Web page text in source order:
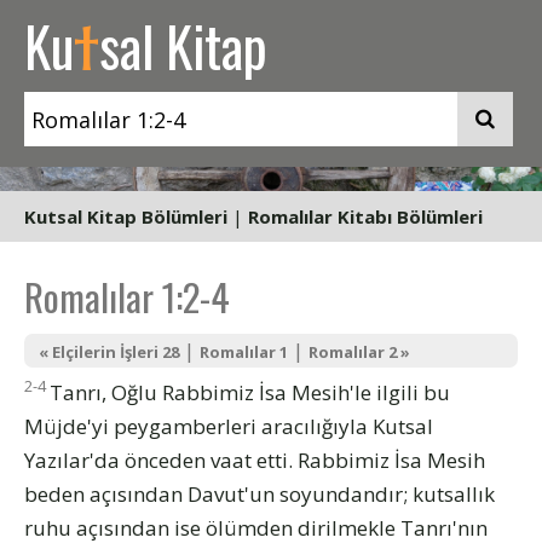
Kutsal Kitap
Kutsal Kitap Bölümleri | Romalılar Kitabı Bölümleri
Romalılar 1:2-4
« Elçilerin İşleri 28| Romalılar 1 | Romalılar 2 »
2-4 Tanrı, Oğlu Rabbimiz İsa Mesih'le ilgili bu
Müjde'yi peygamberleri aracılığıyla Kutsal
Yazılar'da önceden vaat etti. Rabbimiz İsa Mesih
beden açısından Davut'un soyundandır; kutsallık
ruhu açısından ise ölümden dirilmekle Tanrı'nın